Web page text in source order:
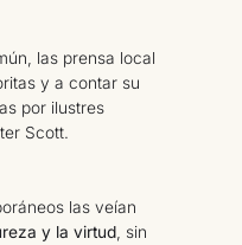
las prensa local
y a contar su
por ilustres
Scott.
las veían
y la virtud , sin